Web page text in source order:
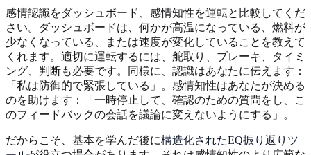
感情認識をダッシュボード、感情知性を運転と比較してくだ
さい。ダッシュボードは、何かが高温になっている、燃料が
少なくなっている、または速度が変化していることを教えて
くれます。適切に運転するには、舵取り、ブレーキ、タイミ
ング、判断も必要です。同様に、認識はあなたに伝えます：
「私は防御的で緊張している」。感情知性はあなたが決める
のを助けます：「一時停止して、確認のための質問をし、こ
のフィードバックの会話を議論に変えないようにする」。
だからこそ、基本を学んだ後に構造化されたEQ振り返りツ